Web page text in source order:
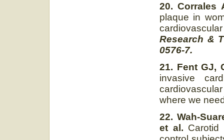
20. Corrales
plaque in
Research &
0576-7.
21. Fent GJ,
invasive
where we
22. Wah-
et al. Carotid